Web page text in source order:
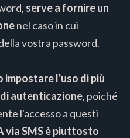
serve a fornire un
nel caso in cui
vostra password.
impostare l'uso di più
di autenticazione, poiché
l'accesso a questi
via SMS è piuttosto